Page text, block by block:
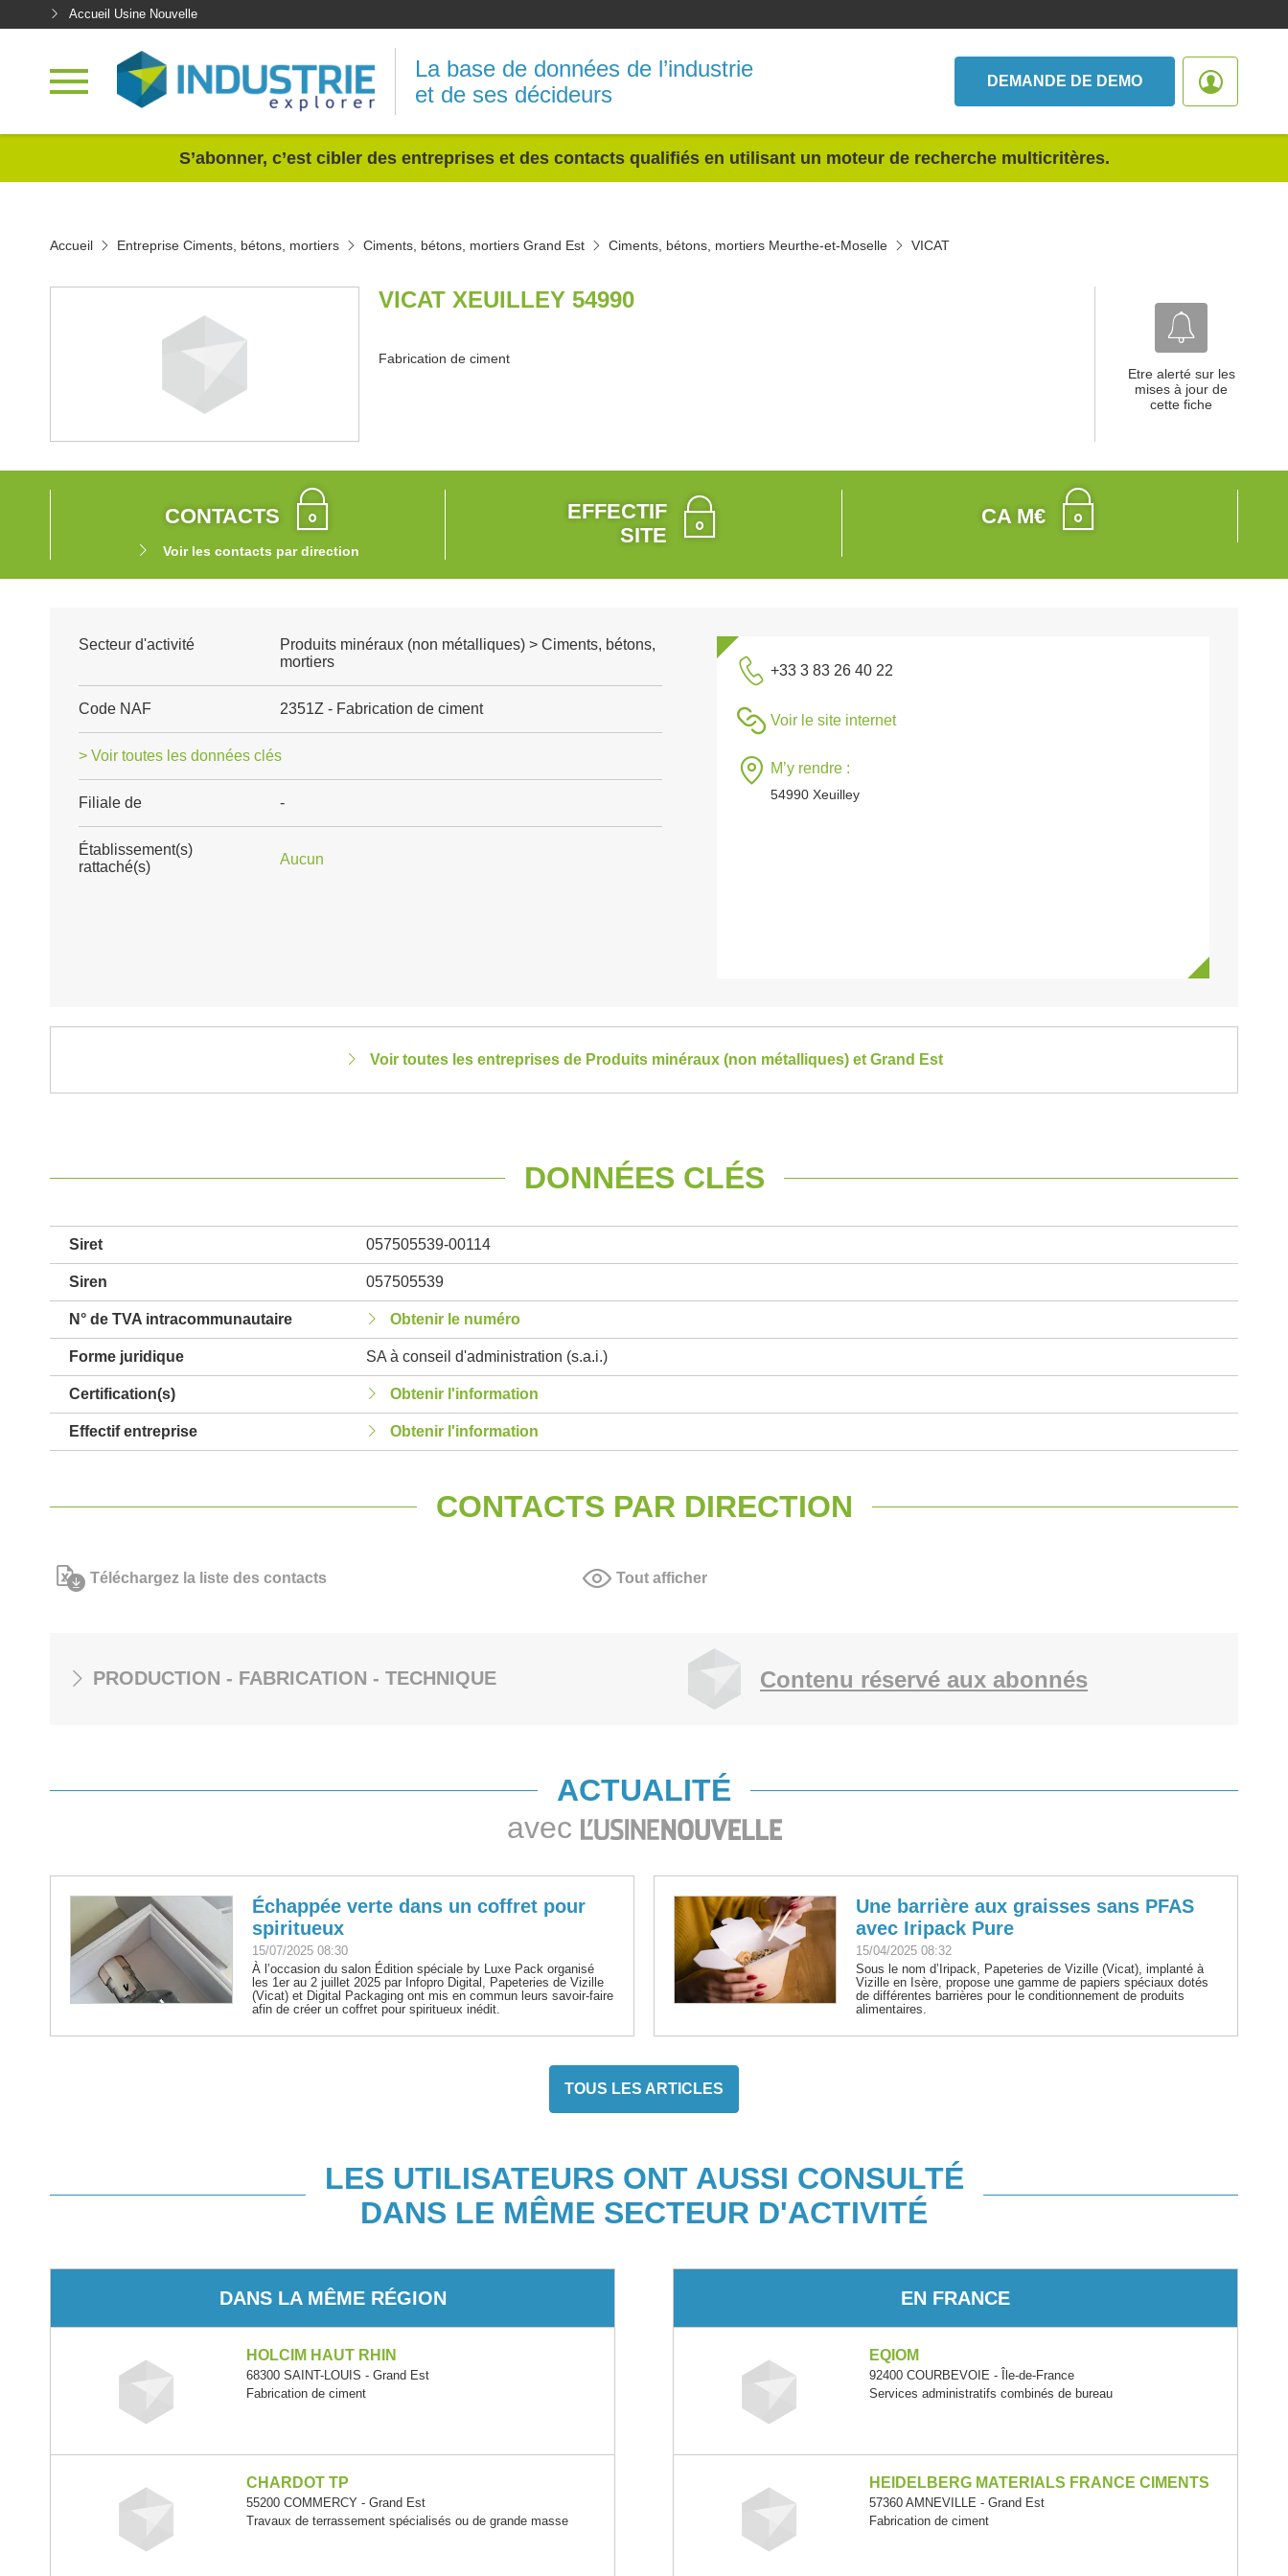
Accueil Usine Nouvelle
La base de données de l’industrie
et de ses décideurs
DEMANDE DE DEMO
S’abonner, c’est cibler des entreprises et des contacts qualifiés en utilisant un moteur de recherche multicritères.
Accueil Entreprise Ciments, bétons, mortiers Ciments, bétons, mortiers Grand Est Ciments, bétons, mortiers Meurthe-et-Moselle VICAT
VICAT XEUILLEY 54990
Fabrication de ciment
Etre alerté sur les
mises à jour de
cette fiche
CONTACTS
Voir les contacts par direction
EFFECTIF
SITE
CA M€
Secteur d'activité
Produits minéraux (non métalliques) > Ciments, bétons,
mortiers
Code NAF 2351Z - Fabrication de ciment
> Voir toutes les données clés
Filiale de -
Établissement(s)
rattaché(s)
Aucun
+33 3 83 26 40 22
Voir le site internet
M’y rendre :
54990 Xeuilley
Voir toutes les entreprises de Produits minéraux (non métalliques) et Grand Est
DONNÉES CLÉS
Siret 057505539-00114
Siren 057505539
N° de TVA intracommunautaire Obtenir le numéro
Forme juridique SA à conseil d'administration (s.a.i.)
Certification(s) Obtenir l'information
Effectif entreprise Obtenir l'information
CONTACTS PAR DIRECTION
Téléchargez la liste des contacts Tout afficher
PRODUCTION - FABRICATION - TECHNIQUE Contenu réservé aux abonnés
ACTUALITÉ
avec
Échappée verte dans un coffret pour
spiritueux
15/07/2025 08:30
À l’occasion du salon Édition spéciale by Luxe Pack organisé
les 1er au 2 juillet 2025 par Infopro Digital, Papeteries de Vizille
(Vicat) et Digital Packaging ont mis en commun leurs savoir-faire
afin de créer un coffret pour spiritueux inédit.
Une barrière aux graisses sans PFAS
avec Iripack Pure
15/04/2025 08:32
Sous le nom d’Iripack, Papeteries de Vizille (Vicat), implanté à
Vizille en Isère, propose une gamme de papiers spéciaux dotés
de différentes barrières pour le conditionnement de produits
alimentaires.
TOUS LES ARTICLES
LES UTILISATEURS ONT AUSSI CONSULTÉ
DANS LE MÊME SECTEUR D'ACTIVITÉ
DANS LA MÊME RÉGION
HOLCIM HAUT RHIN
68300 SAINT-LOUIS - Grand Est
Fabrication de ciment
CHARDOT TP
55200 COMMERCY - Grand Est
Travaux de terrassement spécialisés ou de grande masse
EN FRANCE
EQIOM
92400 COURBEVOIE - Île-de-France
Services administratifs combinés de bureau
HEIDELBERG MATERIALS FRANCE CIMENTS
57360 AMNEVILLE - Grand Est
Fabrication de ciment